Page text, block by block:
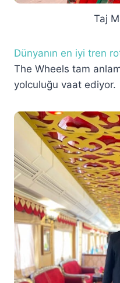
Taj
Dünyanın en iyi tren
The Wheels tam
yolculuğu vaat ediyor.